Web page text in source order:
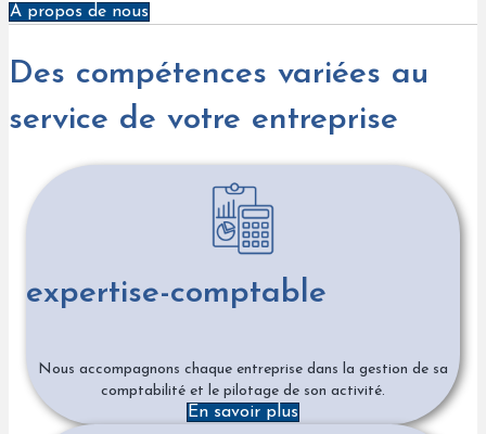
À propos de nous
Des compétences variées au
service de votre entreprise
expertise-comptable
Nous accompagnons chaque entreprise dans la gestion de sa
comptabilité et le pilotage de son activité.
En savoir plus